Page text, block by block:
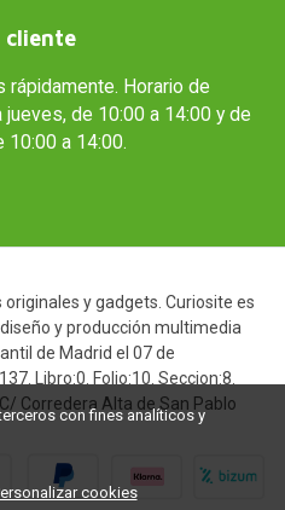
cliente
Horario de
de 10:00 a 14:00 y de
10:00 a 14:00.
y gadgets. Curiosite es
y producción multimedia
de Madrid el 07 de
Libro:0. Folio:10. Seccion:8.
Corredera Alta de San Pablo
con fines analíticos y
cookies